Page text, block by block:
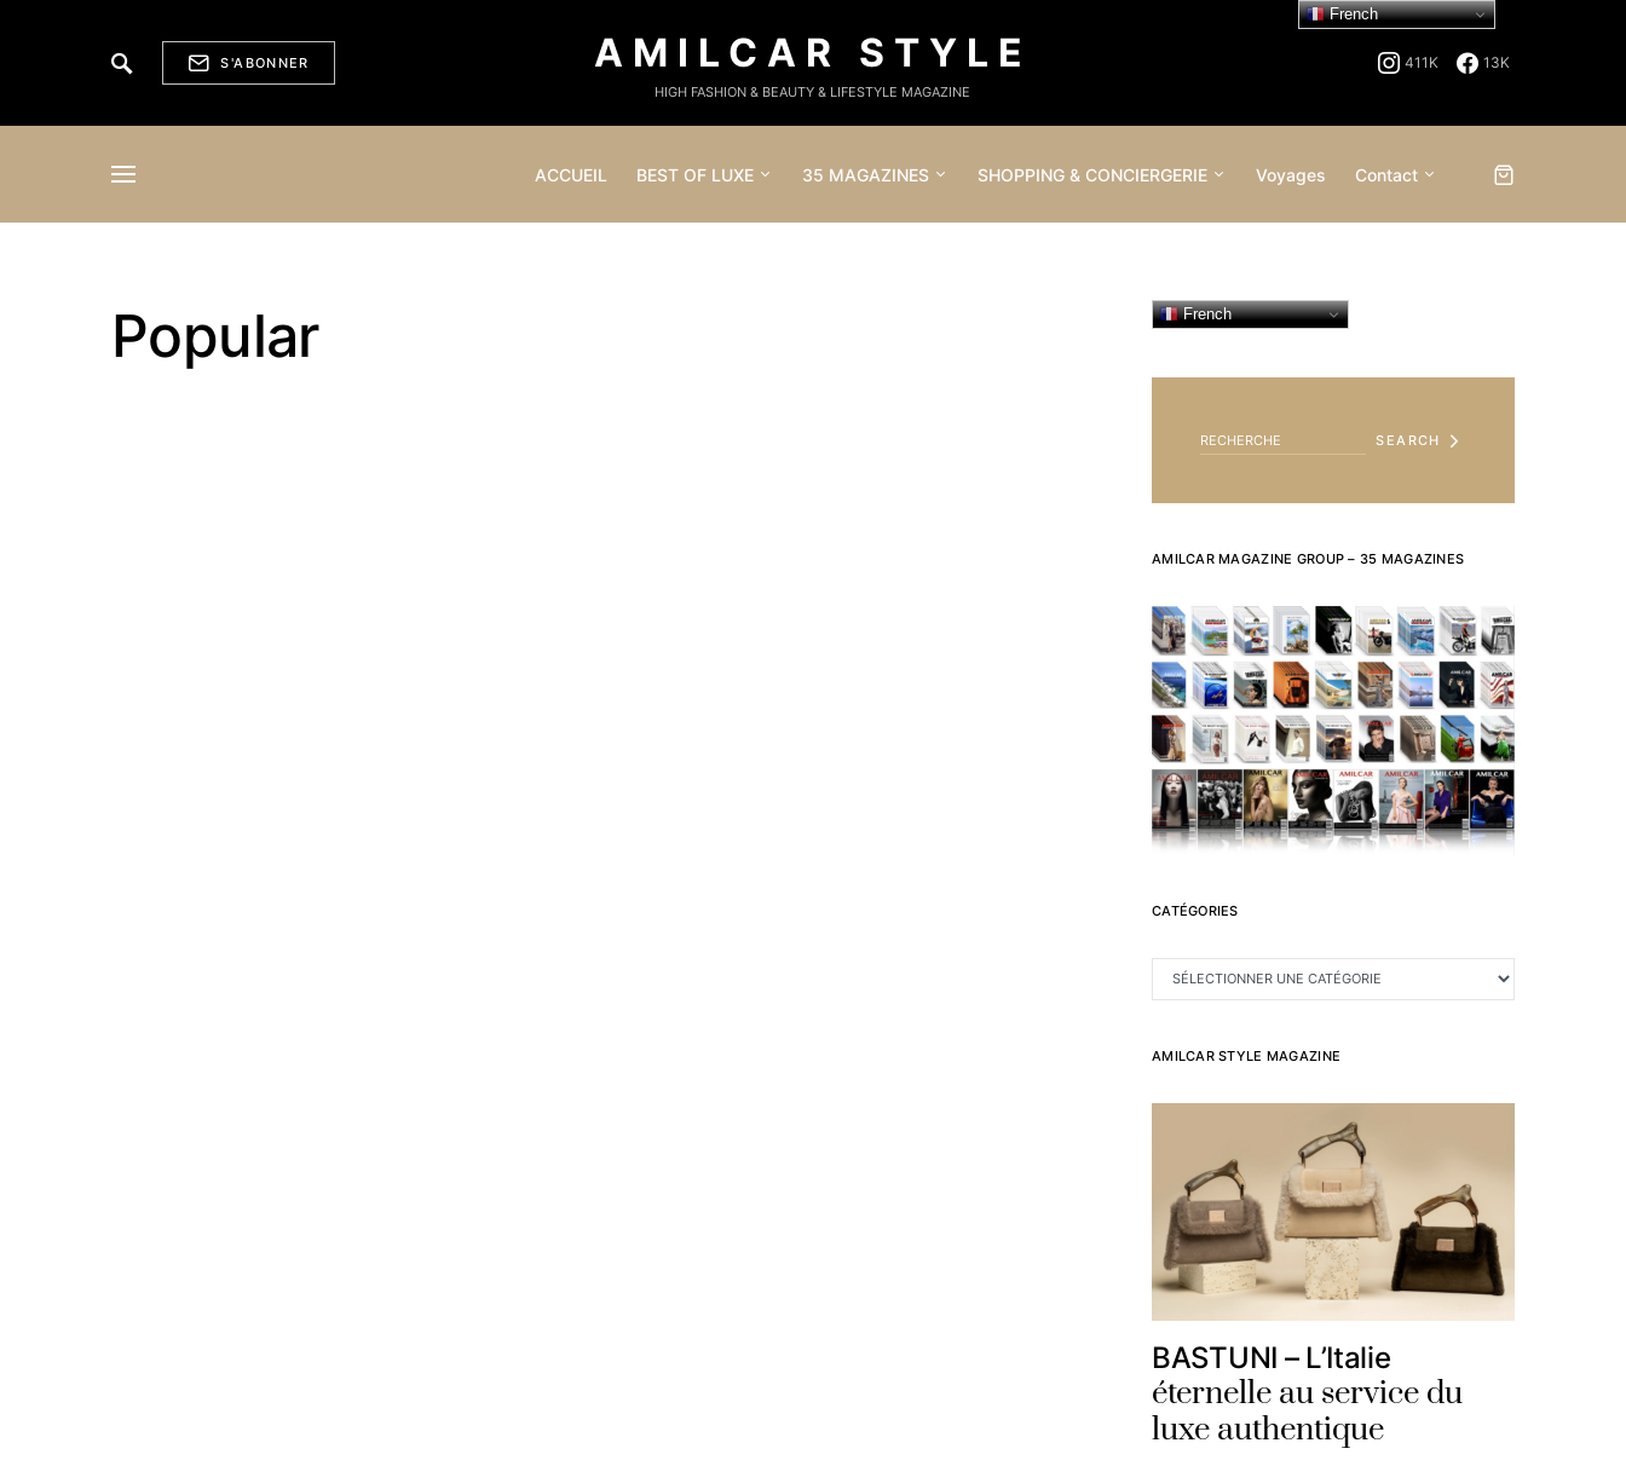
S'ABONNER AMILCAR STYLE
HIGH FASHION & BEAUTY & LIFESTYLE MAGAZINE
411K 13K
ACCUEIL BEST OF LUXE 35 MAGAZINES SHOPPING & CONCIERGERIE Voyages Contact
Popular French
SEARCH
AMILCAR MAGAZINE GROUP – 35 MAGAZINES
CATÉGORIES
CATÉGORIES
AMILCAR STYLE MAGAZINE
BASTUNI – L’Italie
éternelle au service du
luxe authentique
French